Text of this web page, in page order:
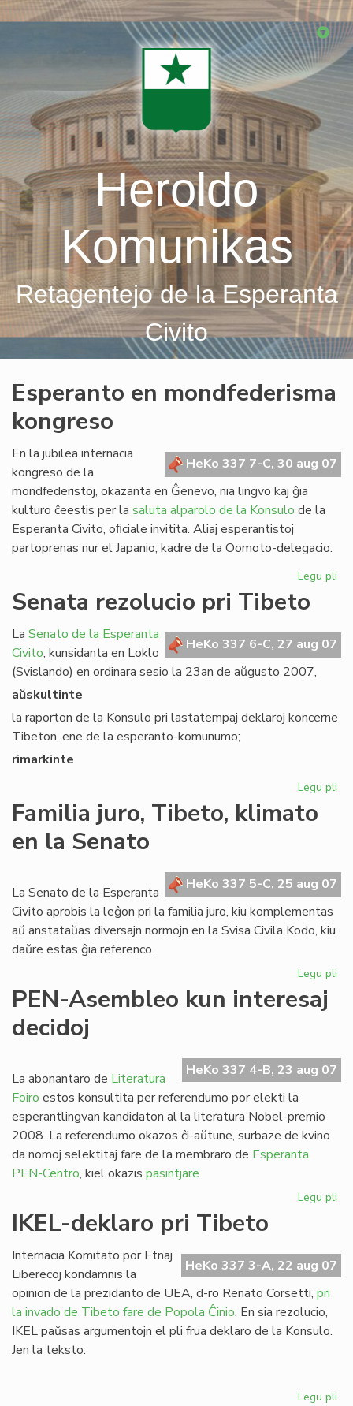
Skip
Heroldo
Komunikas
Retagentejo de la Esperanta
Civito
Esperanto en mondfederisma
kongreso
HeKo 337 7-C, 30 aug 07
En la jubilea internacia
kongreso de la
mondfederistoj, okazanta en Ĝenevo, nia lingvo kaj ĝia
kulturo ĉeestis per la saluta alparolo de la Konsulo de la
Esperanta Civito, oﬁciale invitita. Aliaj esperantistoj
partoprenas nur el Japanio, kadre de la Oomoto-delegacio.
Legu pli
Senata rezolucio pri Tibeto
HeKo 337 6-C, 27 aug 07
La Senato de la Esperanta
Civito, kunsidanta en Loklo
(Svislando) en ordinara sesio la 23an de aŭgusto 2007,
aŭskultinte
la raporton de la Konsulo pri lastatempaj deklaroj koncerne
Tibeton, ene de la esperanto-komunumo;
rimarkinte
Legu pli
Familia juro, Tibeto, klimato
en la Senato
HeKo 337 5-C, 25 aug 07
La Senato de la Esperanta
Civito aprobis la leĝon pri la familia juro, kiu komplementas
aŭ anstataŭas diversajn normojn en la Svisa Civila Kodo, kiu
daŭre estas ĝia referenco.
Legu pli
en
PEN-Asembleo kun interesaj
decidoj
HeKo 337 4-B, 23 aug 07
La abonantaro de Literatura
Foiro estos konsultita per referendumo por elekti la
esperantlingvan kandidaton al la literatura Nobel-premio
2008. La referendumo okazos ĉi-aŭtune, surbaze de kvino
da nomoj selektitaj fare de la membraro de Esperanta
PEN-Centro, kiel okazis pasintjare.
Legu pli
IKEL-deklaro pri Tibeto
HeKo 337 3-A, 22 aug 07
Internacia Komitato por Etnaj
Liberecoj kondamnis la
opinion de la prezidanto de UEA, d-ro Renato Corsetti, pri
la invado de Tibeto fare de Popola Ĉinio. En sia rezolucio,
IKEL paŭsas argumentojn el pli frua deklaro de la Konsulo.
Jen la teksto:
Legu pli